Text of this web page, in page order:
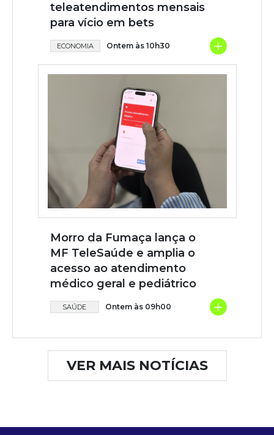
teleatendimentos mensais
para vício em bets
ECONOMIA Ontem às 10h30 +
Morro da Fumaça lança o
MF TeleSaúde e amplia o
acesso ao atendimento
médico geral e pediátrico
SAÚDE Ontem às 09h00 +
VER MAIS NOTÍCIAS